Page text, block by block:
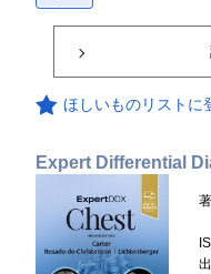
ほしいものリストに
Expert Differential